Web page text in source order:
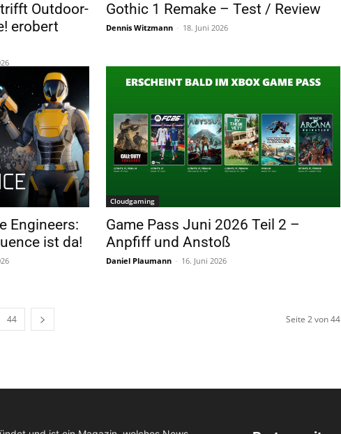
Outdoor-
erobert
Gothic 1 Remake – Test / Review
Dennis Witzmann - 18. Juni 2026
Engineers:
ist da!
Cloudgaming
Game Pass Juni 2026 Teil 2 –
Anpfiff und Anstoß
Daniel Plaumann - 16. Juni 2026
44 Seite 2 von 44